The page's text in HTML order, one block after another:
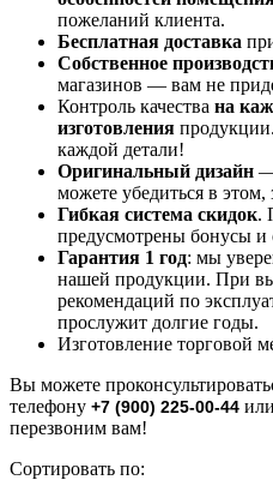
пожеланий клиента.
Бесплатная доставка
Собственное
магазинов — вам не
Контроль качества на
изготовления
каждой детали!
Оригинальный дизайн —
можете убедиться в
Гибкая система скидок.
предусмотрены бонусы и
Гарантия 1 год: мы
нашей продукции. При
рекомендаций по
прослужит долгие годы.
Изготовление торговой
Вы можете
телефону +7 (900) 225-00-44
перезвоним вам!
Сортировать по: